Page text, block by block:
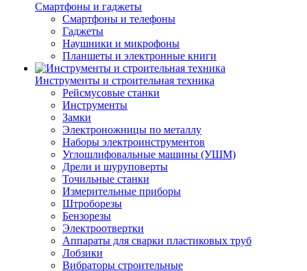
Смартфоны и гаджеты
Смартфоны и телефоны
Гаджеты
Наушники и микрофоны
Планшеты и электронные книги
Инструменты и строительная техника
Рейсмусовые станки
Инструменты
Замки
Электроножницы по металлу
Наборы электроинструментов
Углошлифовальные машины (УШМ)
Дрели и шуруповерты
Точильные станки
Измерительные приборы
Штроборезы
Бензорезы
Электроотвертки
Аппараты для сварки пластиковых труб
Лобзики
Вибраторы строительные